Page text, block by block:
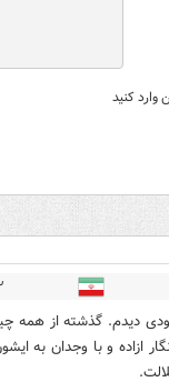
وارد کنید
دیدم. گذشته از همه